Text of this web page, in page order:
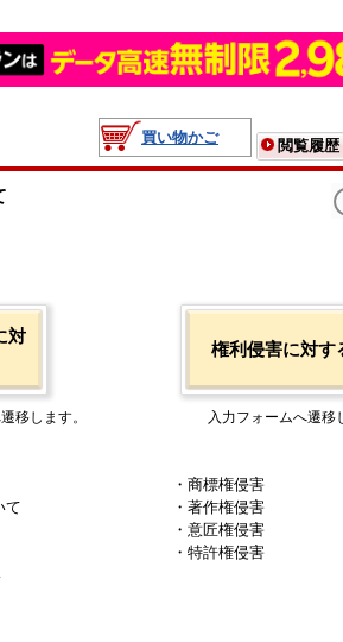
買い物かご
閲覧履歴
対
移します。
て
権利侵害に対す
入力フォームへ遷移
・商標権侵害
・著作権侵害
・意匠権侵害
・特許権侵害